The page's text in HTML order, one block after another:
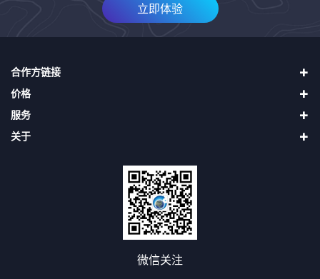
立即体验
合作方链接
四维地球（中国四维）
天地图
二十一世纪空间
价格
直接升级VIP
购买奥维币再用奥维币升级VIP
服务
使用帮助
关于
微信关注